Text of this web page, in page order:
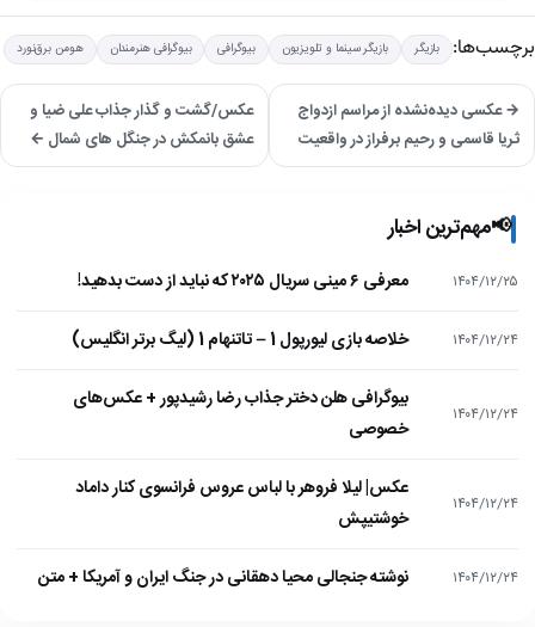
برچسب‌ها: بازیگر بازیگر سینما و تلویزیون بیوگرافی بیوگرافی هنرمندان هومن برق‌نورد
→ عکسی دیده‌نشده از مراسم ازدواج
ثریا قاسمی و رحیم برفراز در واقعیت
عکس/گشت و گذار جذاب علی ضیا و
عشق بانمکش در جنگل های شمال ←
📢مهم‌ترین اخبار
۱۴۰۴/۱۲/۲۵ معرفی ۶ مینی سریال ۲۰۲۵ که نباید از دست بدهید!
۱۴۰۴/۱۲/۲۴ خلاصه بازی لیورپول 1 – تاتنهام 1 (لیگ برتر انگلیس)
۱۴۰۴/۱۲/۲۴
بیوگرافی هلن دختر جذاب رضا رشیدپور + عکس‌های
خصوصی
۱۴۰۴/۱۲/۲۴
عکس| لیلا فروهر با لباس عروس فرانسوی کنار داماد
خوشتیپش
۱۴۰۴/۱۲/۲۴ نوشته جنجالی محیا دهقانی در جنگ ایران و آمریکا + متن